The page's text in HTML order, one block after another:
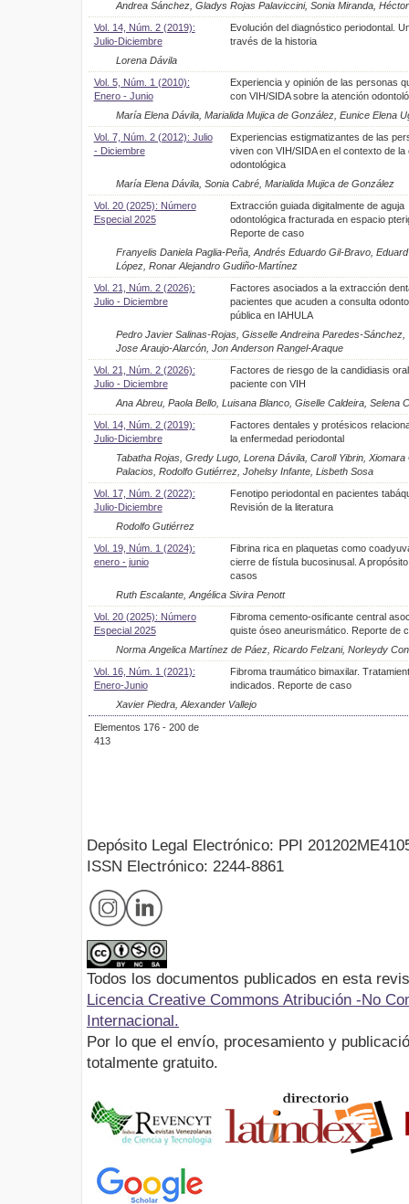
Andrea Sánchez, Gladys Rojas Palaviccini, Sonia Miranda,
Vol. 14, Núm. 2 (2019):
Julio-Diciembre
Evolución del diagnóstico periodontal.
través de la historia
Lorena Dávila
Vol. 5, Núm. 1 (2010):
Enero - Junio
Experiencia y opinión de las personas
con VIH/SIDA sobre la atención
María Elena Dávila, Marialida Mujica de González, Eunice Elena
Vol. 7, Núm. 2 (2012): Julio
- Diciembre
Experiencias estigmatizantes de las
viven con VIH/SIDA en el contexto de la
odontológica
María Elena Dávila, Sonia Cabré, Marialida Mujica de González
Vol. 20 (2025): Número
Especial 2025
Extracción guiada digitalmente de aguja
odontológica fracturada en espacio
Reporte de caso
Franyelis Daniela Paglia-Peña, Andrés Eduardo Gil-Bravo,
López, Ronar Alejandro Gudiño-Martínez
Vol. 21, Núm. 2 (2026):
Julio - Diciembre
Factores asociados a la extracción
pacientes que acuden a consulta
pública en IAHULA
Pedro Javier Salinas-Rojas, Gisselle Andreina Paredes-
Jose Araujo-Alarcón, Jon Anderson Rangel-Araque
Vol. 21, Núm. 2 (2026):
Julio - Diciembre
Factores de riesgo de la candidiasis
paciente con VIH
Ana Abreu, Paola Bello, Luisana Blanco, Giselle Caldeira, Selena
Vol. 14, Núm. 2 (2019):
Julio-Diciembre
Factores dentales y protésicos
la enfermedad periodontal
Tabatha Rojas, Gredy Lugo, Lorena Dávila, Caroll Yibrin,
Palacios, Rodolfo Gutiérrez, Johelsy Infante, Lisbeth Sosa
Vol. 17, Núm. 2 (2022):
Julio-Diciembre
Fenotipo periodontal en pacientes
Revisión de la literatura
Rodolfo Gutiérrez
Vol. 19, Núm. 1 (2024):
enero - junio
Fibrina rica en plaquetas como
cierre de fístula bucosinusal. A
casos
Ruth Escalante, Angélica Sivira Penott
Vol. 20 (2025): Número
Especial 2025
Fibroma cemento-osificante central
quiste óseo aneurismático. Reporte de
Norma Angelica Martínez de Páez, Ricardo Felzani, Norleydy
Vol. 16, Núm. 1 (2021):
Enero-Junio
Fibroma traumático bimaxilar.
indicados. Reporte de caso
Xavier Piedra, Alexander Vallejo
Elementos 176 - 200 de
413
Depósito Legal Electrónico: PPI
ISSN Electrónico: 2244-8861
Todos los documentos publicados en esta
Licencia Creative Commons Atribución -No
Internacional.
Por lo que el envío, procesamiento y
totalmente gratuito.